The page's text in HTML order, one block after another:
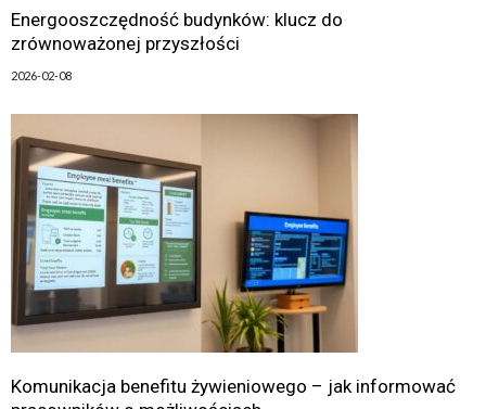
Energooszczędność budynków: klucz do
zrównoważonej przyszłości
2026-02-08
Komunikacja benefitu żywieniowego – jak informować